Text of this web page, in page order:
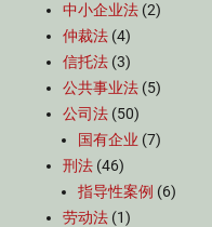
中小企业法 (2)
仲裁法 (4)
信托法 (3)
公共事业法 (5)
公司法 (50)
国有企业 (7)
刑法 (46)
指导性案例 (6)
劳动法 (1)